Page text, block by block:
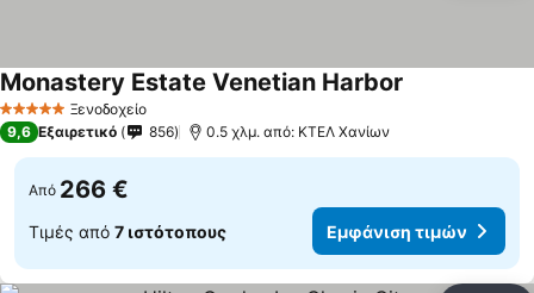
5 Αστέρια Ξενοδοχείο
Monastery Estate Venetian Harbor
9,6 Εξαιρετικό 856 0.5 χλμ. από: ΚΤΕΛ Χανίων
Από 266 €
Τιμές από 7 ιστότοπους Εμφάνιση τιμών